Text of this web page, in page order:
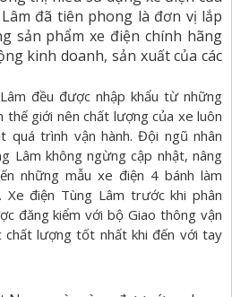
đã tiên phong là đơn vị lắp
sản phẩm xe điện chính hãng
kinh doanh, sản xuất của các
đều được nhập khẩu từ những
giới nên chất lượng của xe luôn
quá trình vận hành. Đội ngũ nhân
Lâm không ngừng cập nhật, nâng
những mẫu xe điện 4 bánh làm
Xe điện Tùng Lâm trước khi phân
đăng kiểm với bộ Giao thông vận
chất lượng tốt nhất khi đến với tay